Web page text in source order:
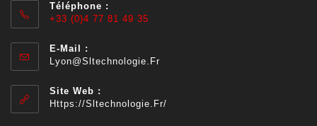
Téléphone :
+33 (0)4 77 81 49 35
E-Mail :
Lyon@sltechnologie.fr
Site Web :
Https://sltechnologie.fr/